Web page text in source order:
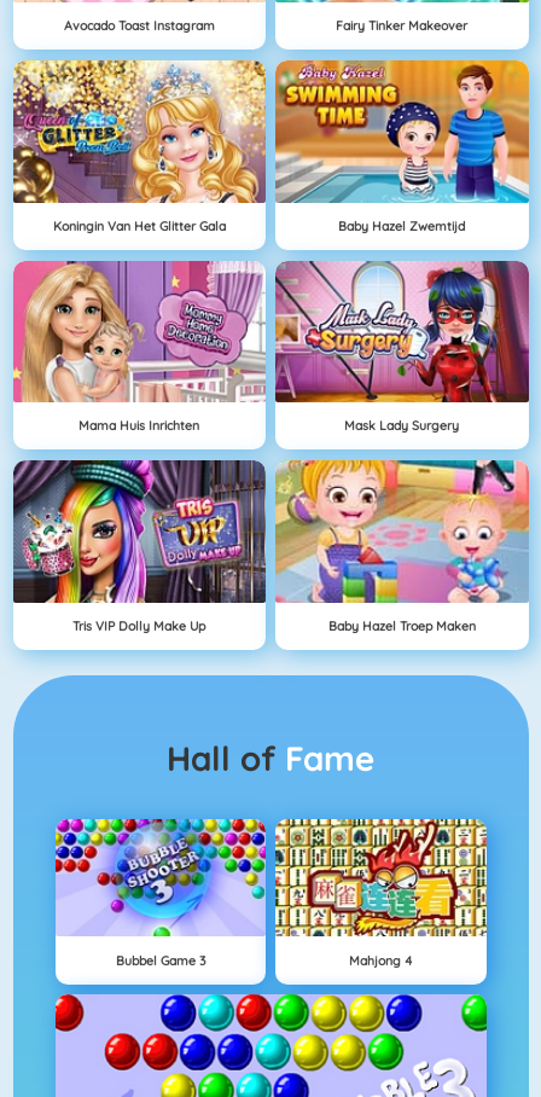
Avocado Toast Instagram Fairy Tinker Makeover
Koningin Van Het Glitter Gala Baby Hazel Zwemtijd
Mama Huis Inrichten Mask Lady Surgery
Tris VIP Dolly Make Up Baby Hazel Troep Maken
Hall of Fame
Bubbel Game 3 Mahjong 4